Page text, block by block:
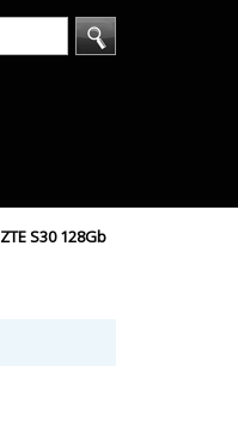
ZTE S30 128Gb